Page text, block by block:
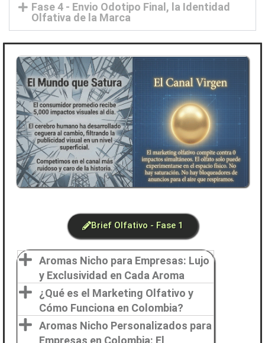
Fase 4 - Envio Odotipo Final, la Identidad
Olfativa de la Marca
Brief Olfativo - Fase 1
Aromas Nicho para Empresas: Lujo
y Exclusividad en Cada Aroma
¿Qué es el Marketing Olfativo y
Cómo Funciona en Colombia?
Aromas Nicho Personalizados para
Empresas en Colombia: El